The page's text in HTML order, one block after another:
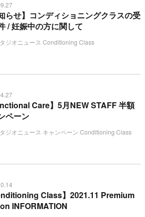
らせ】コンディショニングクラスの受
/ 妊娠中の方に関して
ジオニュース Conditioning Class
Care】5月NEW STAFF 半額
ペーン
ジオニュース キャンペーン Conditioning Class
Class】2021.11 Premium
INFORMATION